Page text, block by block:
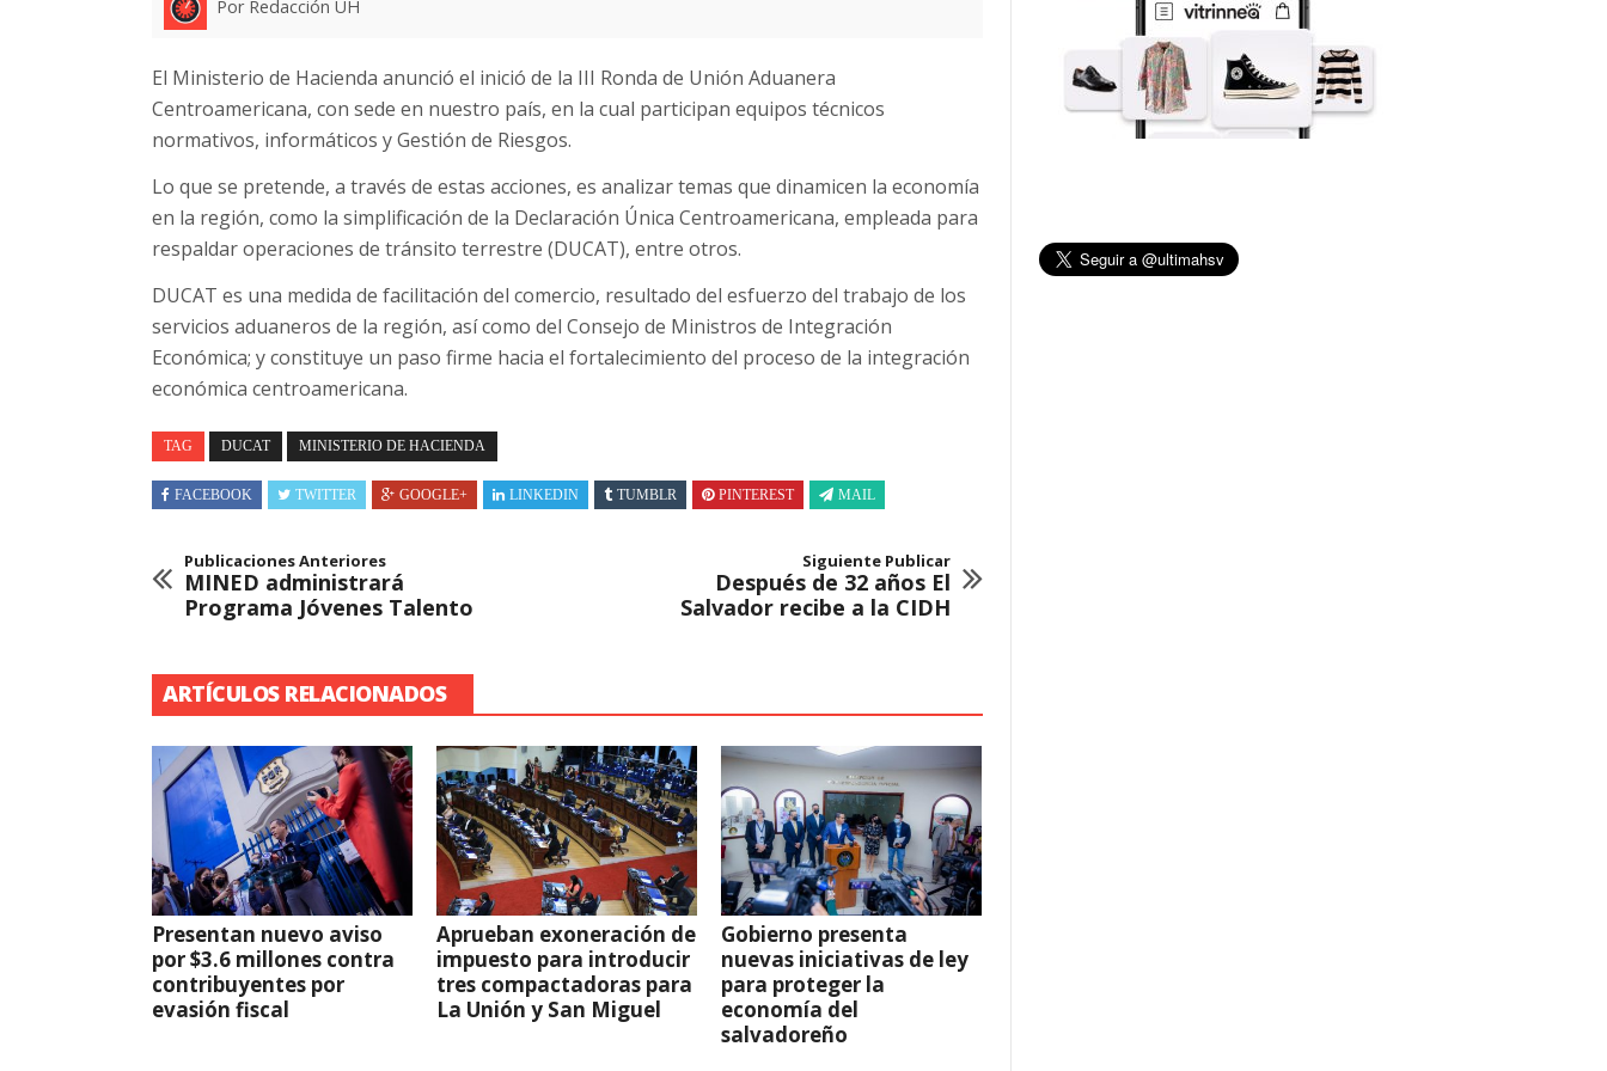
Por Redacción UH
El Ministerio de Hacienda anunció el inició de la III Ronda de Unión Aduanera
Centroamericana, con sede en nuestro país, en la cual participan equipos técnicos
normativos, informáticos y Gestión de Riesgos.
Lo que se pretende, a través de estas acciones, es analizar temas que dinamicen la economía
en la región, como la simplificación de la Declaración Única Centroamericana, empleada para
respaldar operaciones de tránsito terrestre (DUCAT), entre otros.
DUCAT es una medida de facilitación del comercio, resultado del esfuerzo del trabajo de los
servicios aduaneros de la región, así como del Consejo de Ministros de Integración
Económica; y constituye un paso firme hacia el fortalecimiento del proceso de la integración
económica centroamericana.
TAG DUCAT MINISTERIO DE HACIENDA
FACEBOOK TWITTER GOOGLE+ LINKEDIN TUMBLR PINTEREST MAIL
Publicaciones Anteriores
MINED administrará
Programa Jóvenes Talento
Siguiente Publicar
Después de 32 años El
Salvador recibe a la CIDH
ARTÍCULOS RELACIONADOS
Presentan nuevo aviso
por $3.6 millones contra
contribuyentes por
evasión fiscal
Aprueban exoneración de
impuesto para introducir
tres compactadoras para
La Unión y San Miguel
Gobierno presenta
nuevas iniciativas de ley
para proteger la
economía del
salvadoreño